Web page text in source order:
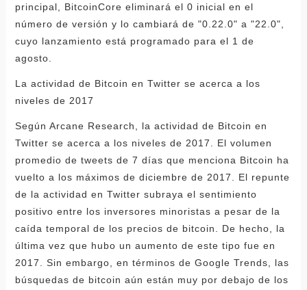
principal, BitcoinCore eliminará el 0 inicial en el
número de versión y lo cambiará de "0.22.0" a "22.0",
cuyo lanzamiento está programado para el 1 de
agosto.
La actividad de Bitcoin en Twitter se acerca a los
niveles de 2017
Según Arcane Research, la actividad de Bitcoin en
Twitter se acerca a los niveles de 2017. El volumen
promedio de tweets de 7 días que menciona Bitcoin ha
vuelto a los máximos de diciembre de 2017. El repunte
de la actividad en Twitter subraya el sentimiento
positivo entre los inversores minoristas a pesar de la
caída temporal de los precios de bitcoin. De hecho, la
última vez que hubo un aumento de este tipo fue en
2017. Sin embargo, en términos de Google Trends, las
búsquedas de bitcoin aún están muy por debajo de los